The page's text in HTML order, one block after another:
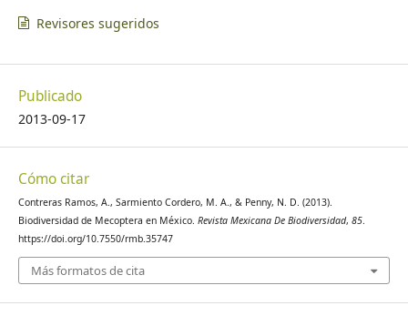
Revisores sugeridos
Publicado
2013-09-17
Cómo citar
Contreras Ramos, A., Sarmiento Cordero, M. A., & Penny, N. D. (2013).
Biodiversidad de Mecoptera en México. Revista Mexicana De Biodiversidad, 85.
https://doi.org/10.7550/rmb.35747
Más formatos de cita